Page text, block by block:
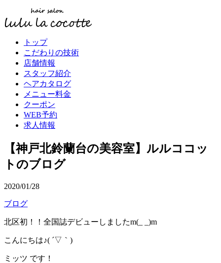
トップ
こだわりの技術
店舗情報
スタッフ紹介
ヘアカタログ
メニュー料金
クーポン
WEB予約
求人情報
【神戸北鈴蘭台の美容室】ルルココッ
トのブログ
2020/01/28
ブログ
北区初！！全国誌デビューしましたm(_ _)m
こんにちは♪( ´▽｀)
ミッツ です！